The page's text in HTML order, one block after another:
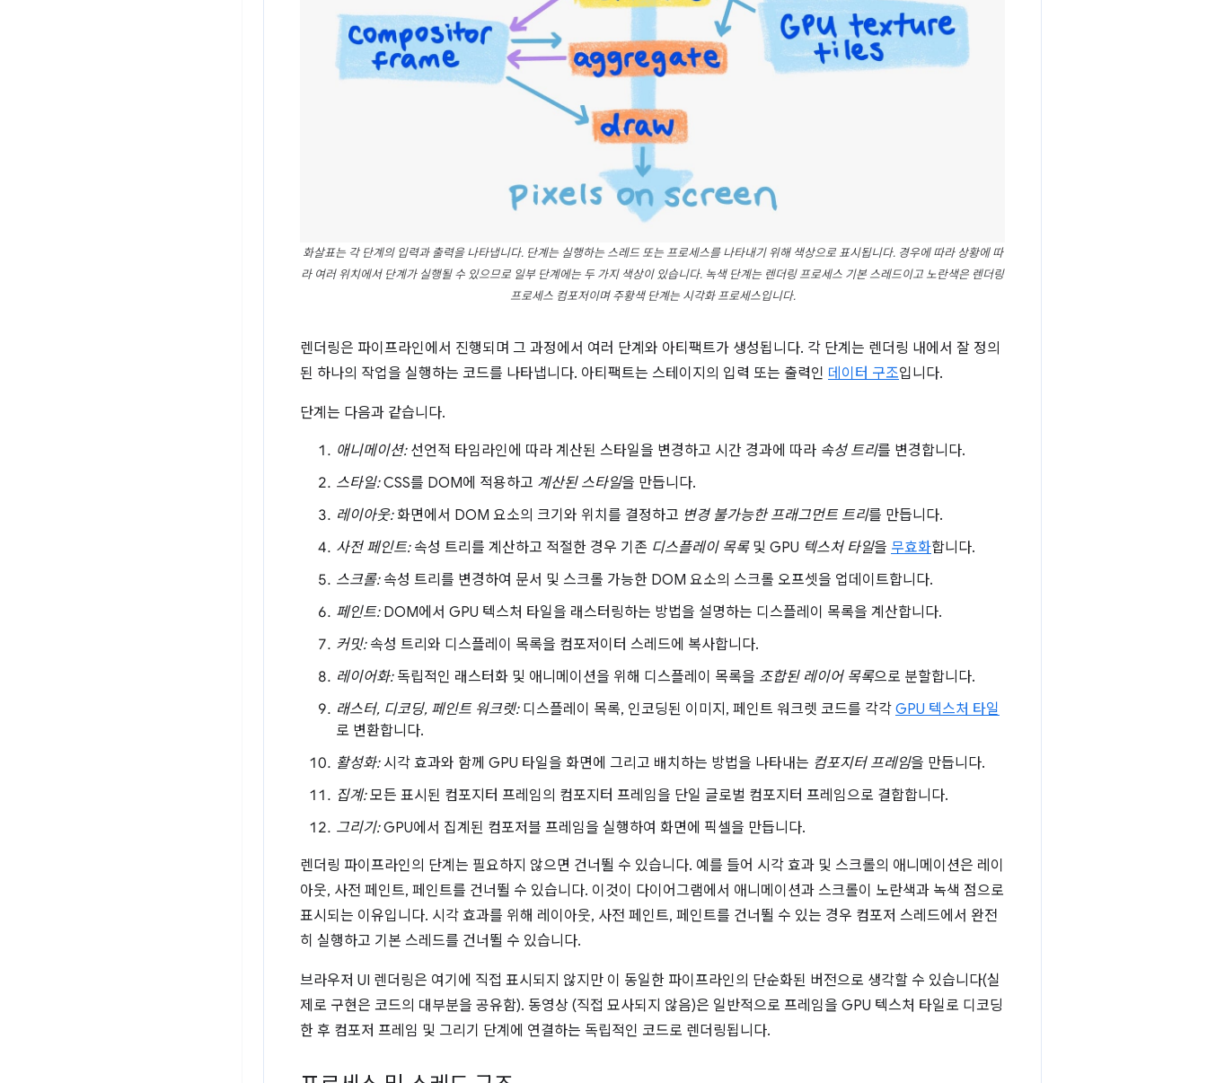
화살표는 각 단계의 입력과 출력을 나타냅니다. 단계는 실행하는 스레드 또는 프로세스를 나타내기 위해 색상으로 표시됩니다. 경우에 따라 상황에 따
라 여러 위치에서 단계가 실행될 수 있으므로 일부 단계에는 두 가지 색상이 있습니다. 녹색 단계는 렌더링 프로세스 기본 스레드이고 노란색은 렌더링
프로세스 컴포저이며 주황색 단계는 시각화 프로세스입니다.
렌더링은 파이프라인에서 진행되며 그 과정에서 여러 단계와 아티팩트가 생성됩니다. 각 단계는 렌더링 내에서 잘 정의
된 하나의 작업을 실행하는 코드를 나타냅니다. 아티팩트는 스테이지의 입력 또는 출력인 데이터 구조입니다.
단계는 다음과 같습니다.
애니메이션:선언적 타임라인에 따라 계산된 스타일을 변경하고 시간 경과에 따라 속성 트리를 변경합니다.
스타일:CSS를 DOM에 적용하고 계산된 스타일을 만듭니다.
레이아웃:화면에서 DOM 요소의 크기와 위치를 결정하고 변경 불가능한 프래그먼트 트리를 만듭니다.
사전 페인트:속성 트리를 계산하고 적절한 경우 기존 디스플레이 목록및 GPU 텍스처 타일을 무효화합니다.
스크롤:속성 트리를 변경하여 문서 및 스크롤 가능한 DOM 요소의 스크롤 오프셋을 업데이트합니다.
페인트:DOM에서 GPU 텍스처 타일을 래스터링하는 방법을 설명하는 디스플레이 목록을 계산합니다.
커밋:속성 트리와 디스플레이 목록을 컴포저이터 스레드에 복사합니다.
레이어화:독립적인 래스터화 및 애니메이션을 위해 디스플레이 목록을 조합된 레이어 목록으로 분할합니다.
래스터, 디코딩, 페인트 워크렛:디스플레이 목록, 인코딩된 이미지, 페인트 워크렛 코드를 각각 GPU 텍스처 타일
로 변환합니다.
활성화:시각 효과와 함께 GPU 타일을 화면에 그리고 배치하는 방법을 나타내는 컴포지터 프레임을 만듭니다.
집계:모든 표시된 컴포지터 프레임의 컴포지터 프레임을 단일 글로벌 컴포지터 프레임으로 결합합니다.
그리기:GPU에서 집계된 컴포저블 프레임을 실행하여 화면에 픽셀을 만듭니다.
렌더링 파이프라인의 단계는 필요하지 않으면 건너뛸 수 있습니다. 예를 들어 시각 효과 및 스크롤의 애니메이션은 레이
아웃, 사전 페인트, 페인트를 건너뛸 수 있습니다. 이것이 다이어그램에서 애니메이션과 스크롤이 노란색과 녹색 점으로
표시되는 이유입니다. 시각 효과를 위해 레이아웃, 사전 페인트, 페인트를 건너뛸 수 있는 경우 컴포저 스레드에서 완전
히 실행하고 기본 스레드를 건너뛸 수 있습니다.
브라우저 UI 렌더링은 여기에 직접 표시되지 않지만 이 동일한 파이프라인의 단순화된 버전으로 생각할 수 있습니다(실
제로 구현은 코드의 대부분을 공유함). 동영상 (직접 묘사되지 않음)은 일반적으로 프레임을 GPU 텍스처 타일로 디코딩
한 후 컴포저 프레임 및 그리기 단계에 연결하는 독립적인 코드로 렌더링됩니다.